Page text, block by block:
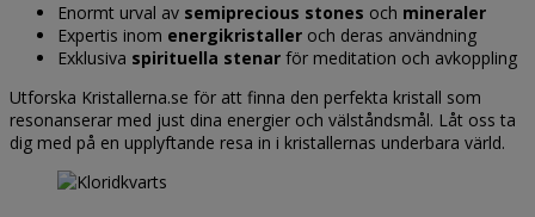
Enormt urval av semiprecious stones och mineraler
Expertis inom energikristaller och deras användning
Exklusiva spirituella stenar för meditation och avkoppling
Utforska Kristallerna.se för att finna den perfekta kristall som
resonanserar med just dina energier och välståndsmål. Låt oss ta
dig med på en upplyftande resa in i kristallernas underbara värld.